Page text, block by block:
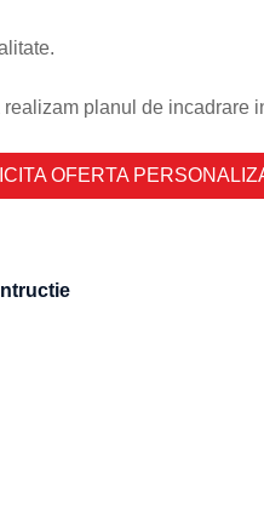
planul de incadrare
OFERTA